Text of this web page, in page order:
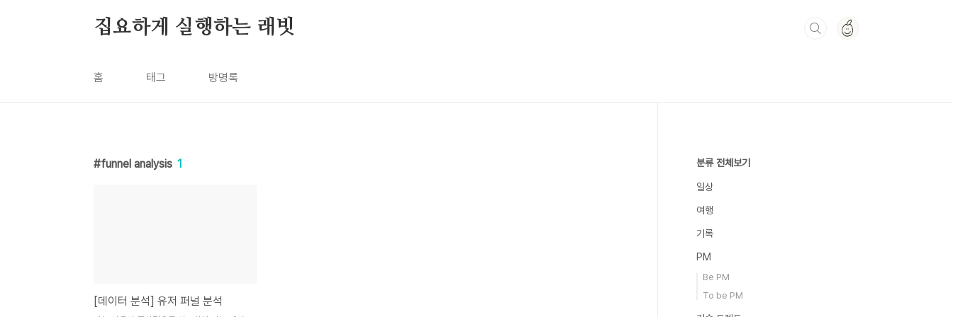
집요하게 실행하는 래빗
홈 태그 방명록
funnel analysis 1
[데이터 분석] 유저 퍼널 분석
분류 전체보기
일상
여행
기록
PM
Be PM
To be PM